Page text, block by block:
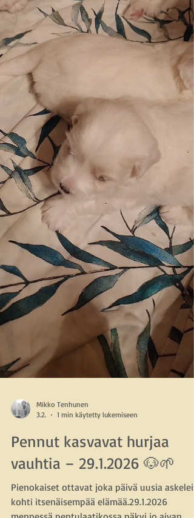
Mikko Tenhunen
3.2.
1 min käytetty lukemiseen